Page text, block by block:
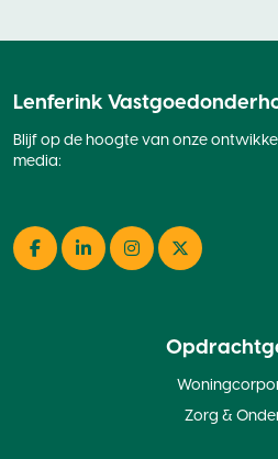
Lenferink
Blijf op de hoogte van onze
media:
Facebook
LinkedInInstagramTwitter
Zorg &